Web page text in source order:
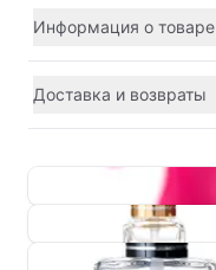
Информация о товаре
Доставка и возвраты